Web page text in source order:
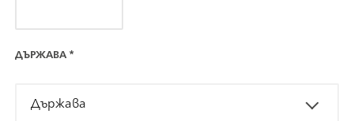
ДЪРЖАВА*
Държава